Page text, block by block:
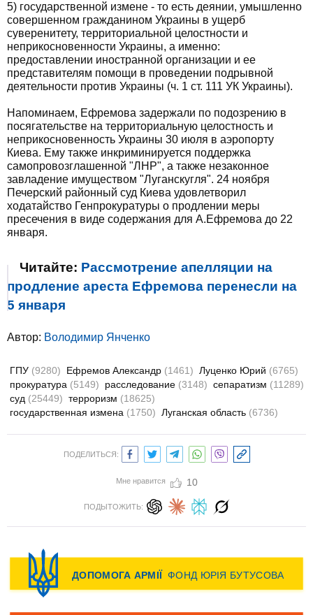
5) государственной измене - то есть деянии, умышленно
совершенном гражданином Украины в ущерб
суверенитету, территориальной целостности и
неприкосновенности Украины, а именно:
предоставлении иностранной организации и ее
представителям помощи в проведении подрывной
деятельности против Украины (ч. 1 ст. 111 УК Украины).
Напоминаем, Ефремова задержали по подозрению в
посягательстве на территориальную целостность и
неприкосновенность Украины 30 июля в аэропорту
Киева. Ему также инкриминируется поддержка
самопровозглашенной "ЛНР", а также незаконное
завладение имуществом "Луганскугля". 24 ноября
Печерский районный суд Киева удовлетворил
ходатайство Генпрокуратуры о продлении меры
пресечения в виде содержания для А.Ефремова до 22
января.
Читайте: Рассмотрение апелляции на
продление ареста Ефремова перенесли на
5 января
Автор: Володимир Янченко
ГПУ (9280) Ефремов Александр (1461) Луценко Юрий (6765)
прокуратура (5149) расследование (3148) сепаратизм (11289)
суд (25449) терроризм (18625)
государственная измена (1750) Луганская область (6736)
ПОДЕЛИТЬСЯ:
Мне нравится 10
ПОДЫТОЖИТЬ: